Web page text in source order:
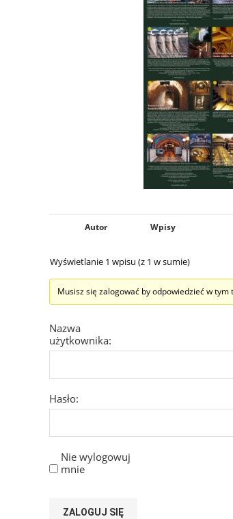
Autor Wpisy
Wyświetlanie 1 wpisu (z 1 w sumie)
Musisz się zalogować by odpowiedzieć w tym
Nazwa
użytkownika:
Hasło:
Nie wylogowuj
mnie
ZALOGUJ SIĘ